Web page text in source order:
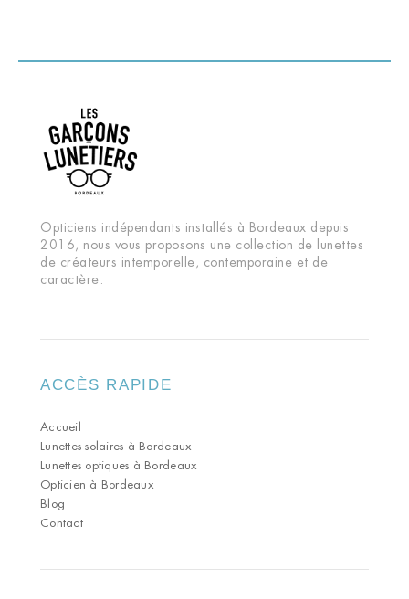
Opticiens indépendants installés à Bordeaux depuis
2016, nous vous proposons une collection de lunettes
de créateurs intemporelle, contemporaine et de
caractère.
ACCÈS RAPIDE
Accueil
Lunettes solaires à Bordeaux
Lunettes optiques à Bordeaux
Opticien à Bordeaux
Blog
Contact